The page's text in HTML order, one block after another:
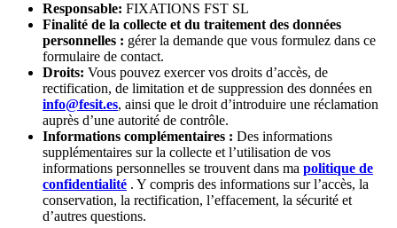
Responsable: FIXATIONS FST SL
Finalité de la collecte et du traitement des données
personnelles : gérer la demande que vous formulez dans ce
formulaire de contact.
Droits: Vous pouvez exercer vos droits d’accès, de
rectification, de limitation et de suppression des données en
info@fesit.es, ainsi que le droit d’introduire une réclamation
auprès d’une autorité de contrôle.
Informations complémentaires : Des informations
supplémentaires sur la collecte et l’utilisation de vos
informations personnelles se trouvent dans ma politique de
confidentialité . Y compris des informations sur l’accès, la
conservation, la rectification, l’effacement, la sécurité et
d’autres questions.